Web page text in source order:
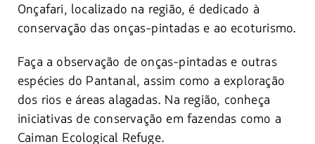
Onçafari, localizado na região, é dedicado à
conservação das onças-pintadas e ao ecoturismo.
Faça a observação de onças-pintadas e outras
espécies do Pantanal, assim como a exploração
dos rios e áreas alagadas. Na região, conheça
iniciativas de conservação em fazendas como a
Caiman Ecological Refuge.